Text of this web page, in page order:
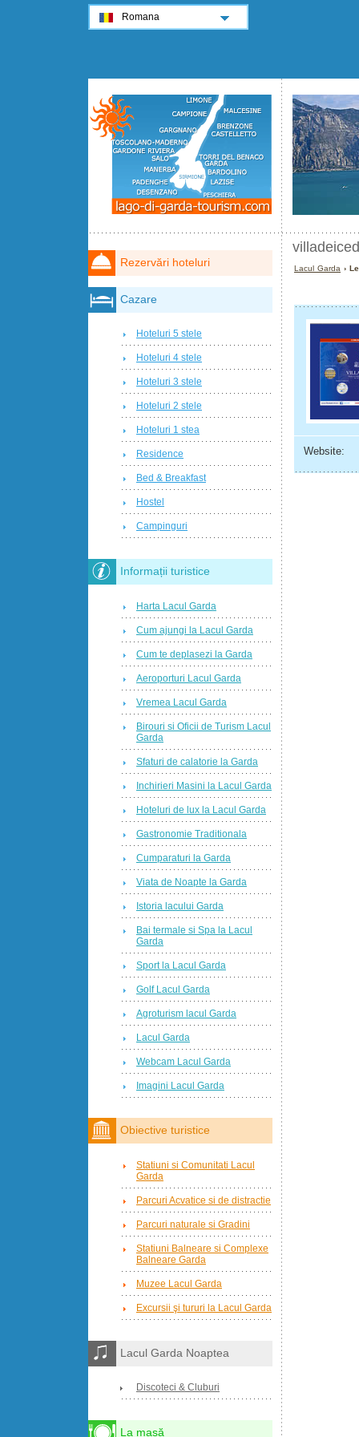
Lacul Garda ›
Website:
Rezervări hoteluri
Cazare
Hoteluri 5 stele
Hoteluri 4 stele
Hoteluri 3 stele
Hoteluri 2 stele
Hoteluri 1 stea
Residence
Bed & Breakfast
Hostel
Campinguri
Informații turistice
Harta Lacul Garda
Cum ajungi la Lacul Garda
Cum te deplasezi la Garda
Aeroporturi Lacul Garda
Vremea Lacul Garda
Birouri si Oficii de Turism Lacul
Garda
Sfaturi de calatorie la Garda
Inchirieri Masini la Lacul Garda
Hoteluri de lux la Lacul Garda
Gastronomie Traditionala
Cumparaturi la Garda
Viata de Noapte la Garda
Istoria lacului Garda
Bai termale si Spa la Lacul
Garda
Sport la Lacul Garda
Golf Lacul Garda
Agroturism lacul Garda
Lacul Garda
Webcam Lacul Garda
Imagini Lacul Garda
Obiective turistice
Statiuni si Comunitati Lacul
Garda
Parcuri Acvatice si de distractie
Parcuri naturale si Gradini
Statiuni Balneare si Complexe
Balneare Garda
Muzee Lacul Garda
Excursii şi tururi la Lacul Garda
Lacul Garda Noaptea
Discoteci & Cluburi
La masă
Romana